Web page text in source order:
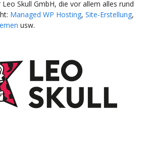
Skull GmbH, die vor allem alles rund
Managed WP Hosting, Site-Erstellung,
usw.